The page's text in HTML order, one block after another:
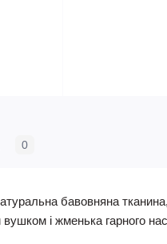
0
бавовняна
вушком і жменька гарного